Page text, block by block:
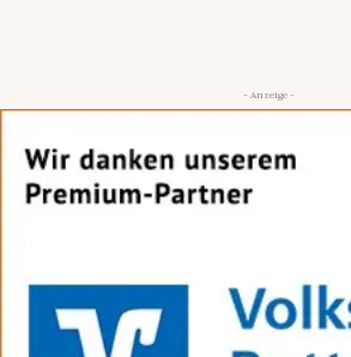
- Anzeige -